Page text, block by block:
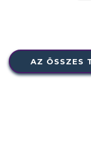
AZ ÖSSZES